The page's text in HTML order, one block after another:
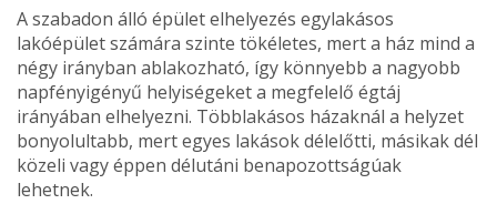
A szabadon álló épület elhelyezés egylakásos
lakóépület számára szin­te tökéletes, mert a ház mind a
négy irányban ablakozható, így könnyebb a nagyobb
napfényigé­nyű helyiségeket a megfelelő égtáj
irányában elhelyezni. Többlakásos házaknál a helyzet
bonyolultabb, mert egyes lakások délelőtti, másikak dél
közeli vagy éppen délutá­ni benapozottságúak
lehetnek.